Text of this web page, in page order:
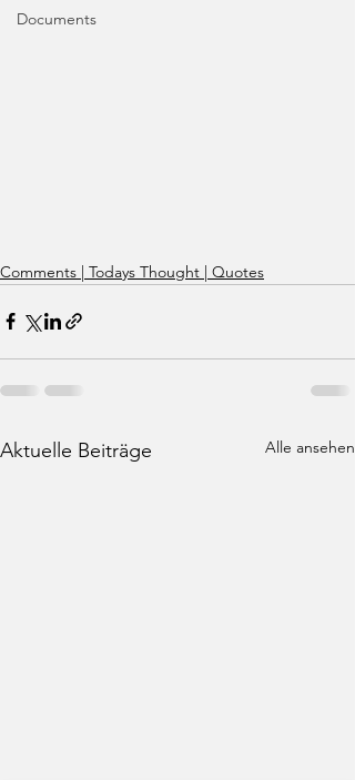
Documents
Comments | Todays Thought | Quotes
Aktuelle Beiträge Alle ansehen